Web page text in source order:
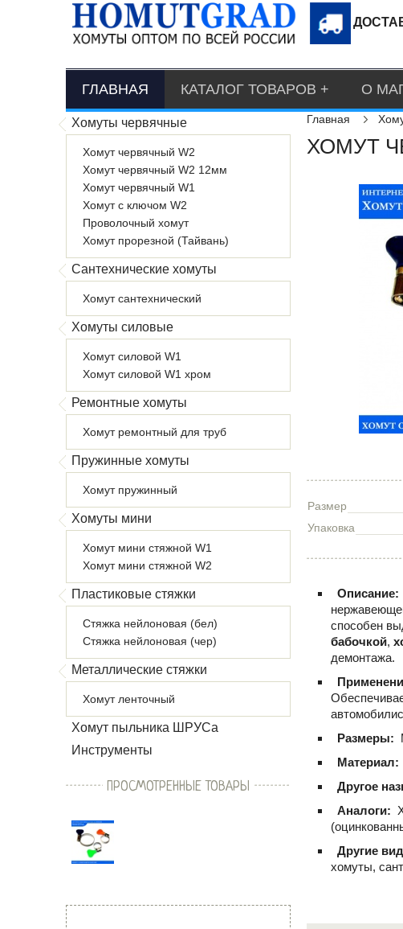
ГЛАВНАЯ КАТАЛОГ ТОВАРОВ О
Хомуты червячные
Хомут червячный W2
Хомут червячный W2 12мм
Хомут червячный W1
Хомут с ключом W2
Проволочный хомут
Хомут прорезной (Тайвань)
Сантехнические хомуты
Хомут сантехнический
Хомуты силовые
Хомут силовой W1
Хомут силовой W1 хром
Ремонтные хомуты
Хомут ремонтный для труб
Пружинные хомуты
Хомут пружинный
Хомуты мини
Хомут мини стяжной W1
Хомут мини стяжной W2
Пластиковые стяжки
Стяжка нейлоновая (бел)
Стяжка нейлоновая (чер)
Металлические стяжки
Хомут ленточный
Хомут пыльника ШРУСа
Инструменты
Главная
ХОМУТ
Размер
Упаковка
Описание:
способен
бабочкой,
демонтажа.
Размеры:
Материал:
Другое
Аналоги:
Другие
хомуты,
ПРОСМОТРЕННЫЕ ТОВАРЫ